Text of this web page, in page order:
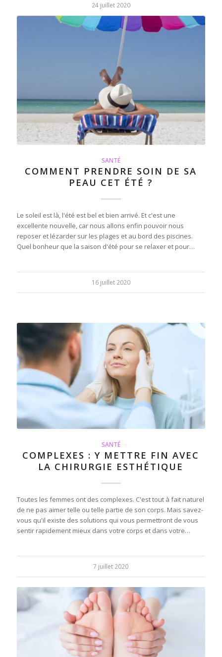
24 juillet 2020
SANTÉ
COMMENT PRENDRE SOIN DE SA
PEAU CET ÉTÉ ?
Le soleil est là, l'été est bel et bien arrivé. Et c'est une
excellente nouvelle, car nous allons enfin pouvoir nous
reposer et lézarder sur les plages et au bord des piscines.
Quel bonheur que la saison d'été pour se relaxer et pour…
16 juillet 2020
SANTÉ
COMPLEXES : Y METTRE FIN AVEC
LA CHIRURGIE ESTHÉTIQUE
Toutes les femmes ont des complexes. C'est tout à fait naturel
de ne pas aimer telle ou telle partie de son corps. Mais savez-
vous qu'il existe des solutions qui vous permettront de vous
sentir rapidement mieux dans votre corps et dans votre…
7 juillet 2020